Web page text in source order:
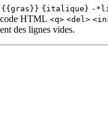
{{gras}} {italique} -
HTML <q> <del>
des lignes vides.